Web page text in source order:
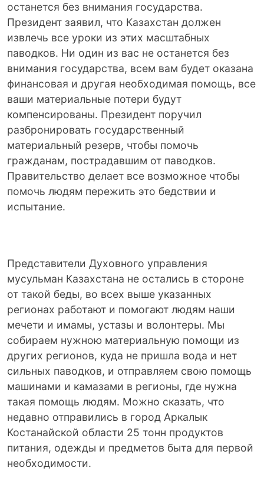
останется без внимания государства.
Президент заявил, что Казахстан должен
извлечь все уроки из этих масштабных
паводков. Ни один из вас не останется без
внимания государства, всем вам будет оказана
финансовая и другая необходимая помощь, все
ваши материальные потери будут
компенсированы. Президент поручил
разбронировать государственный
материальный резерв, чтобы помочь
гражданам, пострадавшим от паводков.
Правительство делает все возможное чтобы
помочь людям пережить это бедствии и
испытание.
Представители Духовного управления
мусульман Казахстана не остались в стороне
от такой беды, во всех выше указанных
регионах работают и помогают людям наши
мечети и имамы, устазы и волонтеры. Мы
собираем нужною материальную помощи из
других регионов, куда не пришла вода и нет
сильных паводков, и отправляем свою помощь
машинами и камазами в регионы, где нужна
такая помощь людям. Можно сказать, что
недавно отправились в город Аркалык
Костанайской области 25 тонн продуктов
питания, одежды и предметов быта для первой
необходимости.